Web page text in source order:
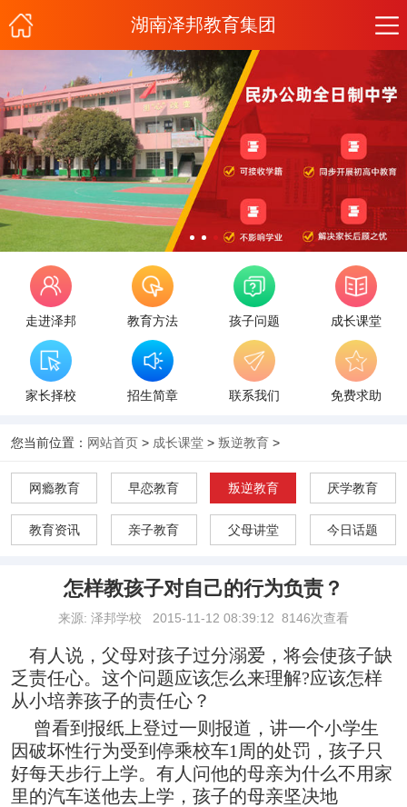
湖南泽邦教育集团
走进泽邦 教育方法 孩子问题 成长课堂
家长择校 招生简章 联系我们 免费求助
您当前位置： 网站首页 > 成长课堂 > 叛逆教育 >
网瘾教育 早恋教育 叛逆教育 厌学教育
教育资讯 亲子教育 父母讲堂 今日话题
怎样教孩子对自己的行为负责？
来源: 泽邦学校 2015-11-12 08:39:12 8146次查看
有人说，父母对孩子过分溺爱，将会使孩子缺
乏责任心。这个问题应该怎么来理解?应该怎样
从小培养孩子的责任心？
曾看到报纸上登过一则报道，讲一个小学生
因破坏性行为受到停乘校车1周的处罚，孩子只
好每天步行上学。有人问他的母亲为什么不用家
里的汽车送他去上学，孩子的母亲坚决地